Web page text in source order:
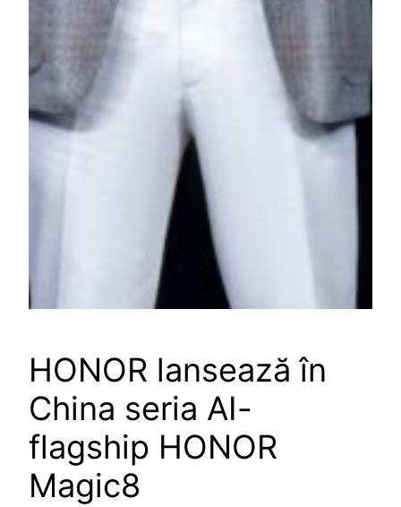
HONOR lansează în
China seria AI-
flagship HONOR
Magic8